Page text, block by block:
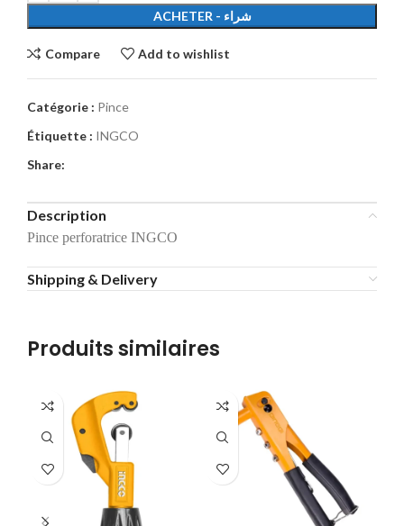
ACHETER - شراء
Compare Add to wishlist
Catégorie : Pince
Étiquette : INGCO
Share:
Description
Pince perforatrice INGCO
Shipping & Delivery
Produits similaires